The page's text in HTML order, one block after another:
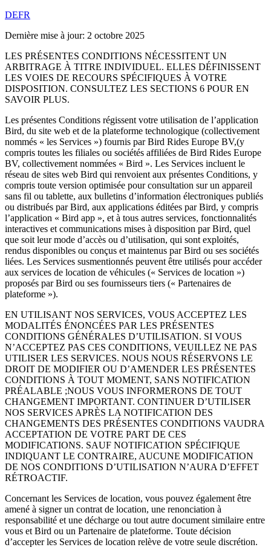
DEFR
Dernière mise à jour: 2 octobre 2025
LES PRÉSENTES CONDITIONS NÉCESSITENT UN
ARBITRAGE À TITRE INDIVIDUEL. ELLES DÉFINISSENT
LES VOIES DE RECOURS SPÉCIFIQUES À VOTRE
DISPOSITION. CONSULTEZ LES SECTIONS 6 POUR EN
SAVOIR PLUS.
Les présentes Conditions régissent votre utilisation de l’application
Bird, du site web et de la plateforme technologique (collectivement
nommés « les Services ») fournis par Bird Rides Europe BV,(y
compris toutes les filiales ou sociétés affiliées de Bird Rides Europe
BV, collectivement nommées « Bird ». Les Services incluent le
réseau de sites web Bird qui renvoient aux présentes Conditions, y
compris toute version optimisée pour consultation sur un appareil
sans fil ou tablette, aux bulletins d’information électroniques publiés
ou distribués par Bird, aux applications éditées par Bird, y compris
l’application « Bird app », et à tous autres services, fonctionnalités
interactives et communications mises à disposition par Bird, quel
que soit leur mode d’accès ou d’utilisation, qui sont exploités,
rendus disponibles ou conçus et maintenus par Bird ou ses sociétés
liées. Les Services susmentionnés peuvent être utilisés pour accéder
aux services de location de véhicules (« Services de location »)
proposés par Bird ou ses fournisseurs tiers (« Partenaires de
plateforme »).
EN UTILISANT NOS SERVICES, VOUS ACCEPTEZ LES
MODALITÉS ÉNONCÉES PAR LES PRÉSENTES
CONDITIONS GÉNÉRALES D’UTILISATION. SI VOUS
N’ACCEPTEZ PAS CES CONDITIONS, VEUILLEZ NE PAS
UTILISER LES SERVICES. NOUS NOUS RÉSERVONS LE
DROIT DE MODIFIER OU D’AMENDER LES PRÉSENTES
CONDITIONS À TOUT MOMENT, SANS NOTIFICATION
PRÉALABLE ;NOUS VOUS INFORMERONS DE TOUT
CHANGEMENT IMPORTANT. CONTINUER D’UTILISER
NOS SERVICES APRÈS LA NOTIFICATION DES
CHANGEMENTS DES PRÉSENTES CONDITIONS VAUDRA
ACCEPTATION DE VOTRE PART DE CES
MODIFICATIONS. SAUF NOTIFICATION SPÉCIFIQUE
INDIQUANT LE CONTRAIRE, AUCUNE MODIFICATION
DE NOS CONDITIONS D’UTILISATION N’AURA D’EFFET
RÉTROACTIF.
Concernant les Services de location, vous pouvez également être
amené à signer un contrat de location, une renonciation à
responsabilité et une décharge ou tout autre document similaire entre
vous et Bird ou un Partenaire de plateforme. Toute décision
d’accepter les Services de location relève de votre seule discrétion.